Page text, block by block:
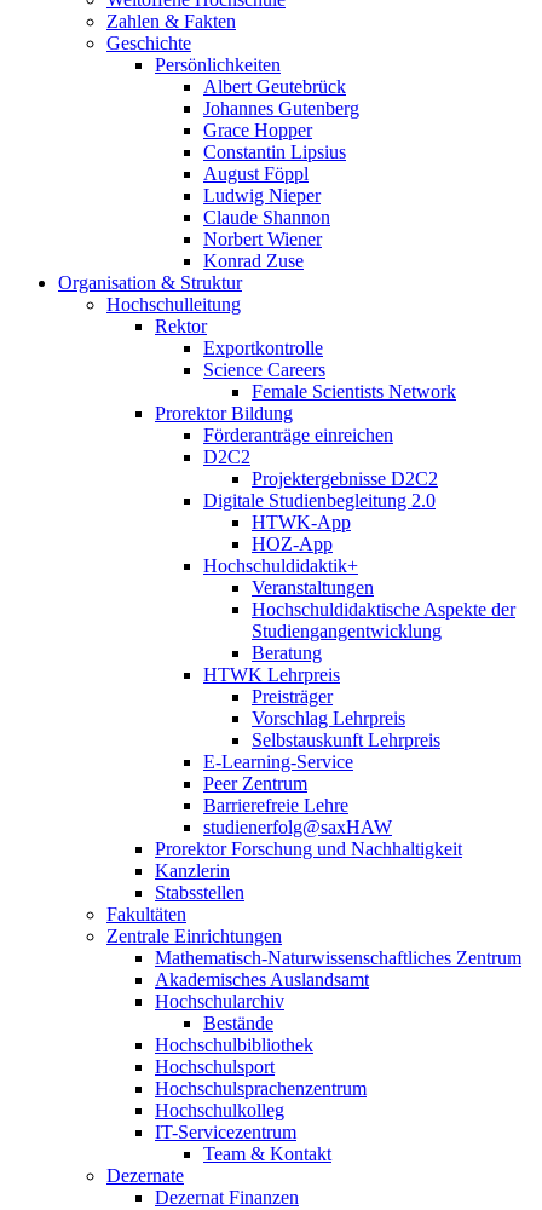
Zahlen & Fakten
Geschichte
Persönlichkeiten
Albert Geutebrück
Johannes Gutenberg
Grace Hopper
Constantin Lipsius
August Föppl
Ludwig Nieper
Claude Shannon
Norbert Wiener
Konrad Zuse
Organisation & Struktur
Hochschulleitung
Rektor
Exportkontrolle
Science Careers
Female Scientists Network
Prorektor Bildung
Förderanträge einreichen
D2C2
Projektergebnisse D2C2
Digitale Studienbegleitung 2.0
HTWK-App
HOZ-App
Hochschuldidaktik+
Veranstaltungen
Hochschuldidaktische Aspekte der
Studiengangentwicklung
Beratung
HTWK Lehrpreis
Preisträger
Vorschlag Lehrpreis
Selbstauskunft Lehrpreis
E-Learning-Service
Peer Zentrum
Barrierefreie Lehre
studienerfolg@saxHAW
Prorektor Forschung und Nachhaltigkeit
Kanzlerin
Stabsstellen
Fakultäten
Zentrale Einrichtungen
Mathematisch-Naturwissenschaftliches Zentrum
Akademisches Auslandsamt
Hochschularchiv
Bestände
Hochschulbibliothek
Hochschulsport
Hochschulsprachenzentrum
Hochschulkolleg
IT-Servicezentrum
Team & Kontakt
Dezernate
Dezernat Finanzen